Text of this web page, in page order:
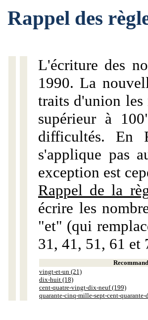
Rappel des
L'écriture des
1990. La
traits d'union les
supérieur à
difficultés. En
s'applique pas
exception est
Rappel de la
écrire les
"et" (qui
31, 41, 51, 61 et
vingt-et-un (21)
dix-huit (18)
cent-quatre-vingt-dix-neuf (199)
quarante-cinq-mille-sept-cent-quarante-